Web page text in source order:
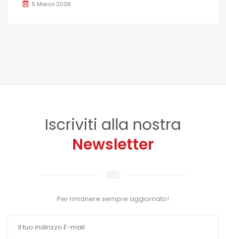
5 Marzo 2026
Iscriviti alla nostra
Newsletter
Per rimanere sempre aggiornato!